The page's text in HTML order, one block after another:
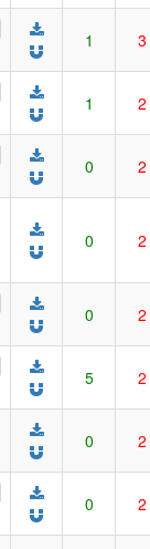
1 3
1 2
0 2
0 2
0 2
5 2
0 2
0 2